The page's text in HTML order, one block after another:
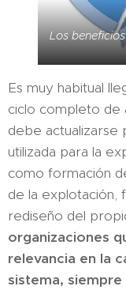
Los
Es muy habitual
ciclo completo de
debe actualizarse
utilizada para la
como formación
de la explotación,
rediseño del
organizaciones
relevancia en la
sistema,